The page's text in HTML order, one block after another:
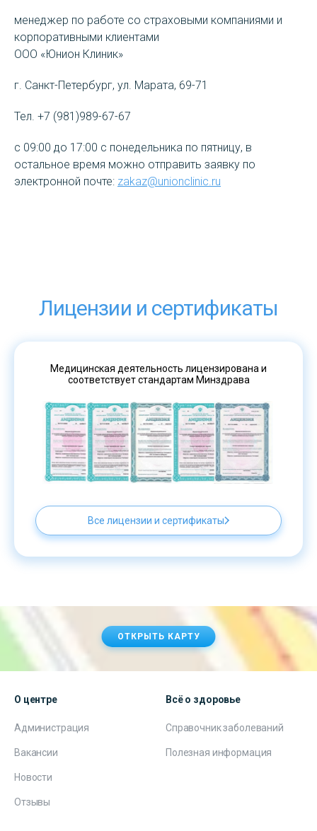
менеджер по работе со страховыми компаниями и
корпоративными клиентами
ООО «Юнион Клиник»
г. Санкт-Петербург, ул. Марата, 69-71
Тел. +7 (981)989-67-67
с 09:00 до 17:00 с понедельника по пятницу, в
остальное время можно отправить заявку по
электронной почте: zakaz@unionclinic.ru
Лицензии и сертификаты
Медицинская деятельность лицензирована и
соответствует стандартам Минздрава
Все лицензии и сертификаты
ОТКРЫТЬ КАРТУ
О центре
Администрация
Вакансии
Новости
Отзывы
Всё о здоровье
Справочник заболеваний
Полезная информация